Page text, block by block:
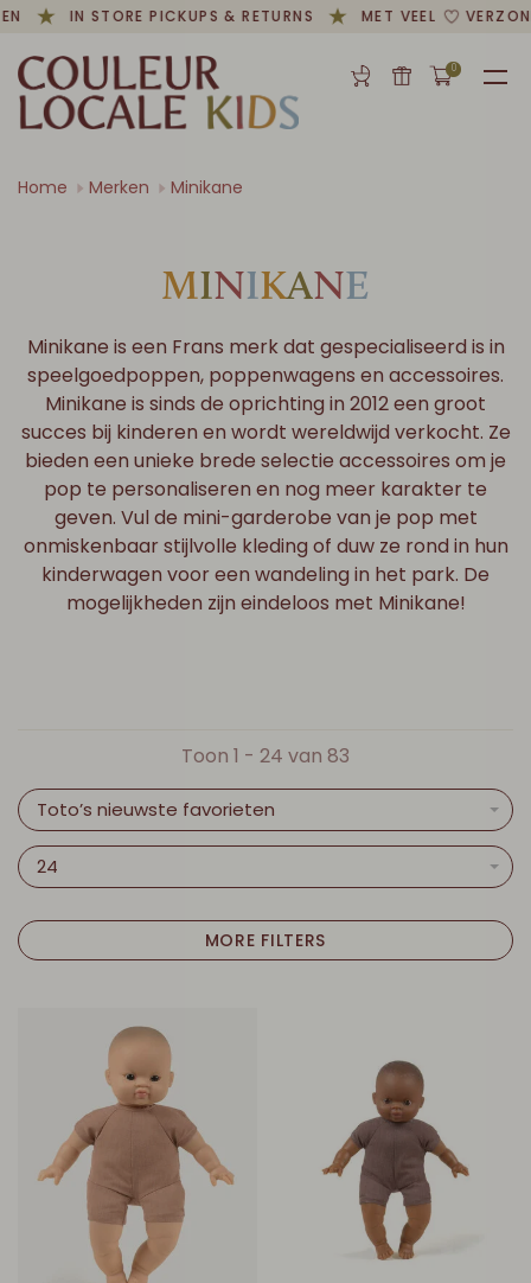
IN STORE PICKUPS & RETURNS MET VEEL
0
Home Merken Minikane
MINIKANE
Minikane is een Frans merk dat gespecialiseerd is in
speelgoedpoppen, poppenwagens en accessoires.
Minikane is sinds de oprichting in 2012 een groot
succes bij kinderen en wordt wereldwijd verkocht. Ze
bieden een unieke brede selectie accessoires om je
pop te personaliseren en nog meer karakter te
geven. Vul de mini-garderobe van je pop met
onmiskenbaar stijlvolle kleding of duw ze rond in hun
kinderwagen voor een wandeling in het park. De
mogelijkheden zijn eindeloos met Minikane!
Toon 1 - 24 van 83
Toto’s nieuwste favorieten
24
MORE FILTERS